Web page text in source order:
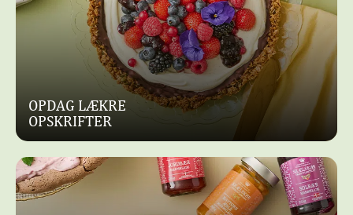
OPDAG LÆKRE
OPSKRIFTER